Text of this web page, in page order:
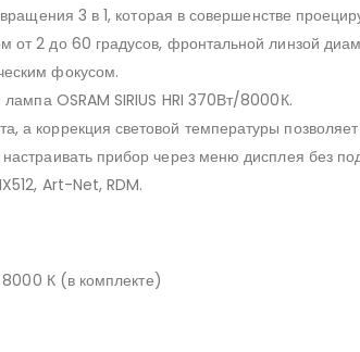
вращения 3 в 1, которая в совершенстве
2 до 60 градусов, фронтальной линзой
фокусом.
OSRAM SIRIUS HRI 370Вт/8000К.
коррекция световой температуры
прибор через меню дисплея без
Art-Net, RDM.
8000 К (в комплекте)